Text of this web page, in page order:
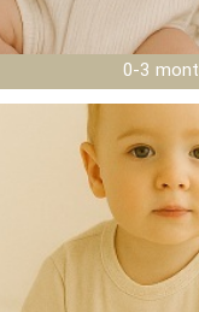
0-3